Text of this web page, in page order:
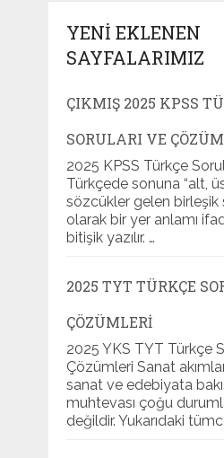
YENI EKLENEN
SAYFALARIMIZ
ÇIKMIŞ 2025 KPSS
SORULARI VE
2025 KPSS Türkçe
Türkçede sonuna “alt,
sözcükler gelen
olarak bir yer anlamı
bitişik yazılır. …
2025 TYT TÜRKÇE
ÇÖZÜMLERI
2025 YKS TYT Türkçe
Çözümleri Sanat
sanat ve edebiyata bakış
muhtevası çoğu
değildir. Yukarıdaki